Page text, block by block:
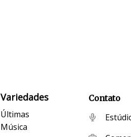
Variedades
Últimas
Música
Contato